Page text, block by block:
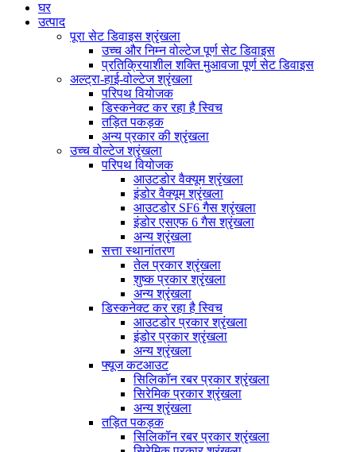
घर
उत्पाद
पूरा सेट डिवाइस श्रृंखला
उच्च और निम्न वोल्टेज पूर्ण सेट डिवाइस
प्रतिक्रियाशील शक्ति मुआवजा पूर्ण सेट डिवाइस
अल्ट्रा-हाई-वोल्टेज श्रृंखला
परिपथ वियोजक
डिस्कनेक्ट कर रहा है स्विच
तड़ित पकड़क
अन्य प्रकार की श्रृंखला
उच्च वोल्टेज श्रृंखला
परिपथ वियोजक
आउटडोर वैक्यूम श्रृंखला
इंडोर वैक्यूम श्रृंखला
आउटडोर SF6 गैस श्रृंखला
इंडोर एसएफ 6 गैस श्रृंखला
अन्य श्रृंखला
सत्ता स्थानांतरण
तेल प्रकार श्रृंखला
शुष्क प्रकार श्रृंखला
अन्य श्रृंखला
डिस्कनेक्ट कर रहा है स्विच
आउटडोर प्रकार श्रृंखला
इंडोर प्रकार श्रृंखला
अन्य श्रृंखला
फ्यूज कटआउट
सिलिकॉन रबर प्रकार श्रृंखला
सिरेमिक प्रकार श्रृंखला
अन्य श्रृंखला
तड़ित पकड़क
सिलिकॉन रबर प्रकार श्रृंखला